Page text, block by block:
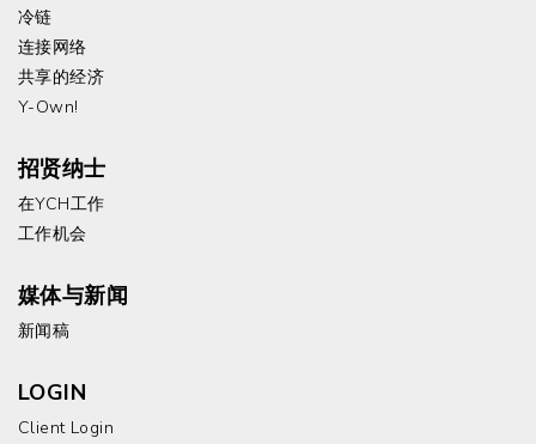
冷链
连接网络
共享的经济
Y-Own!
招贤纳士
在YCH工作
工作机会
媒体与新闻
新闻稿
LOGIN
Client Login